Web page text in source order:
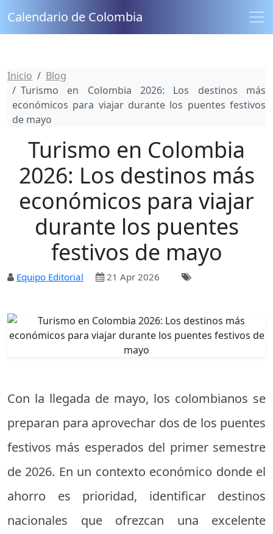
Calendario de Colombia
Inicio
Blog
Turismo en Colombia 2026: Los destinos más
económicos para viajar durante los puentes festivos
de mayo
Turismo en Colombia
2026: Los destinos más
económicos para viajar
durante los puentes
festivos de mayo
Equipo Editorial 21 Apr 2026
Con la llegada de mayo, los colombianos se
preparan para aprovechar dos de los puentes
festivos más esperados del primer semestre
de 2026. En un contexto económico donde el
ahorro es prioridad, identificar destinos
nacionales que ofrezcan una excelente